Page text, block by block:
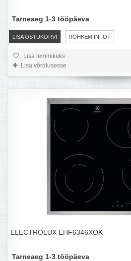
LISA OSTUKORVI ROHKEM INFOT
Tarneaeg 1-3 tööpäeva
Lisa lemmikuks
Lisa võrdlusesse
ELECTROLUX EHF6346XOK
Tarneaeg 1-3 tööpäeva